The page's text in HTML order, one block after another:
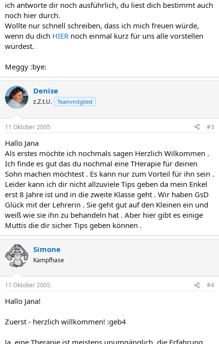
ich antworte dir noch ausführlich, du liest dich bestimmt auch
noch hier durch.
Wollte nur schnell schreiben, dass ich mich freuen würde,
wenn du dich HIER noch einmal kurz für uns alle vorstellen
würdest.
Meggy :bye:
Denise
z.Z.t.U. Teammitglied
11 Oktober 2005 #3
Hallo Jana
Als erstes möchte ich nochmals sagen Herzlich Wilkommen .
Ich finde es gut das du nochmal eine THerapie für deinen
Sohn machen möchtest . Es kann nur zum Vorteil für ihn sein .
Leider kann ich dir nicht allzuviele Tips geben da mein Enkel
erst 8 Jahre ist und in die zweite Klasse geht . Wir haben GsD
Glück mit der Lehrerin . Sie geht gut auf den Kleinen ein und
weiß wie sie ihn zu behandeln hat . Aber hier gibt es einige
Muttis die dir sicher Tips geben können .
Simone
Kampfhase
11 Oktober 2005 #4
Hallo Jana!
Zuerst - herzlich willkommen! :geb4
Ja, eine Therapie ist meistens unumgänglich, die Erfahrung